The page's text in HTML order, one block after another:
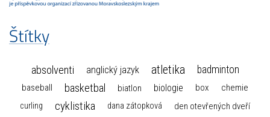
Štítky
absolventi anglický jazyk atletika badminton
baseball basketbal biatlon biologie box chemie
curling cyklistika dana zátopková den otevřených dveří